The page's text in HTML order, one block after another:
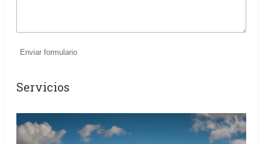
Enviar formulario
Servicios